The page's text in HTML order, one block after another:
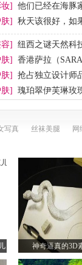
]
他们已经在海豚
]
秋天该很好，如
]
纽西之谜天然科
]
香港萨拉（
]
抢占独立设计师
]
瑰珀翠伊芙琳玫
写真 丝袜美腿 网
神奇逼真的3D